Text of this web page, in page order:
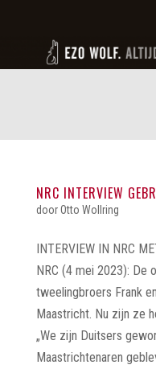
NRC INTERVIEW
doorOtto Wollring
INTERVIEW IN NRC
NRC (4 mei 2023): De
tweelingbroers Frank
Maastricht. Nu zijn ze
„We zijn Duitsers
Maastrichtenaren